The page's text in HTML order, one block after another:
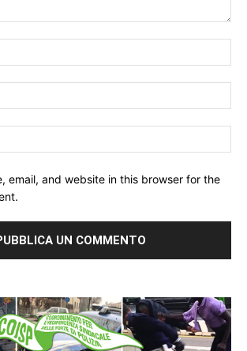
email, and website in this browser for the